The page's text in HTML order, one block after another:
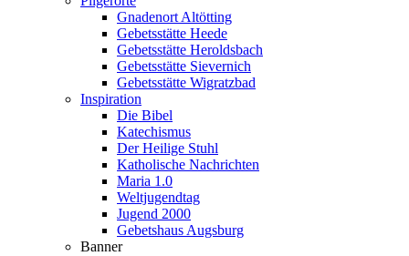
Gnadenort Altötting
Gebetsstätte Heede
Gebetsstätte Heroldsbach
Gebetsstätte Sievernich
Gebetsstätte Wigratzbad
Inspiration
Die Bibel
Katechismus
Der Heilige Stuhl
Katholische Nachrichten
Maria 1.0
Weltjugendtag
Jugend 2000
Gebetshaus Augsburg
Banner